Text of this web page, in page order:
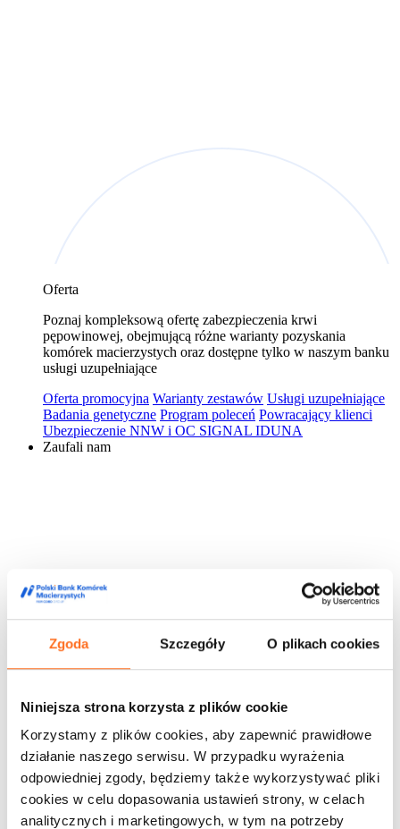
Zgoda Szczegóły O plikach cookies
Niniejsza strona korzysta z plików cookie
Korzystamy z plików cookies, aby zapewnić prawidłowe
działanie naszego serwisu. W przypadku wyrażenia
odpowiedniej zgody, będziemy także wykorzystywać pliki
cookies w celu dopasowania ustawień strony, w celach
analitycznych i marketingowych, w tym na potrzeby
Oferta
Poznaj kompleksową ofertę zabezpieczenia krwi
pępowinowej, obejmującą różne warianty pozyskania
komórek macierzystych oraz dostępne tylko w naszym banku
usługi uzupełniające
Oferta promocyjna Warianty zestawów Usługi uzupełniające
Badania genetyczne Program poleceń Powracający klienci
Ubezpieczenie NNW i OC SIGNAL IDUNA
Zaufali nam